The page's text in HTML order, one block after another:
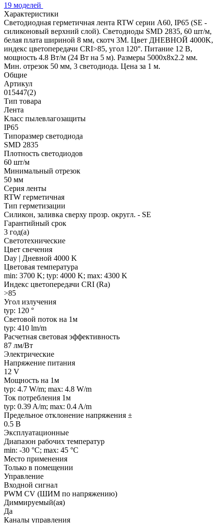
19 моделей
Характеристики
Светодиодная герметичная лента RTW серии A60, IP65 (SE -
силиконовый верхний слой). Светодиоды SMD 2835, 60 шт/м,
белая плата шириной 8 мм, скотч 3M. Цвет ДНЕВНОЙ 4000K,
индекс цветопередачи CRI>85, угол 120°. Питание 12 В,
мощность 4.8 Вт/м (24 Вт на 5 м). Размеры 5000x8x2.2 мм.
Мин. отрезок 50 мм, 3 светодиода. Цена за 1 м.
Общие
Артикул
015447(2)
Тип товара
Лента
Класс пылевлагозащиты
IP65
Типоразмер светодиода
SMD 2835
Плотность светодиодов
60 шт/м
Минимальный отрезок
50 мм
Серия ленты
RTW герметичная
Тип герметизации
Силикон, заливка сверху прозр. округл. - SE
Гарантийный срок
3 год(а)
Светотехнические
Цвет свечения
Day | Дневной 4000 K
Цветовая температура
min: 3700 K; typ: 4000 K; max: 4300 K
Индекс цветопередачи CRI (Ra)
>85
Угол излучения
typ: 120 °
Световой поток на 1м
typ: 410 lm/m
Расчетная световая эффективность
87 лм/Вт
Электрические
Напряжение питания
12 V
Мощность на 1м
typ: 4.7 W/m; max: 4.8 W/m
Ток потребления 1м
typ: 0.39 A/m; max: 0.4 A/m
Предельное отклонение напряжения ±
0.5 В
Эксплуатационные
Диапазон рабочих температур
min: -30 °C; max: 45 °C
Место применения
Только в помещении
Управление
Входной сигнал
PWM СV (ШИМ по напряжению)
Диммируемый(ая)
Да
Каналы управления